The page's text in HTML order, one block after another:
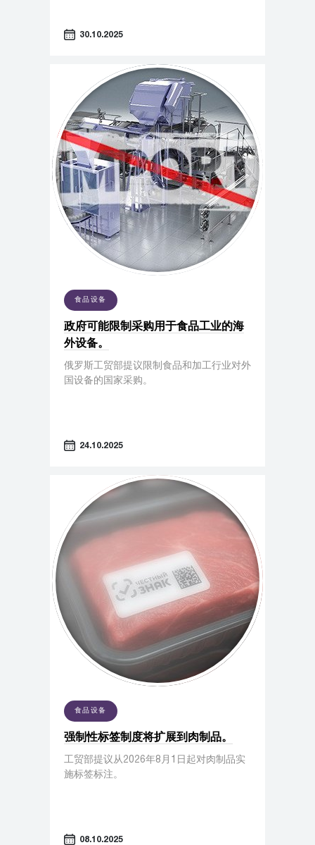
30.10.2025
食品设备
政府可能限制采购用于食品工业的海
外设备。
俄罗斯工贸部提议限制食品和加工行业对外
国设备的国家采购。
24.10.2025
食品设备
强制性标签制度将扩展到肉制品。
工贸部提议从2026年8月1日起对肉制品实
施标签标注。
08.10.2025